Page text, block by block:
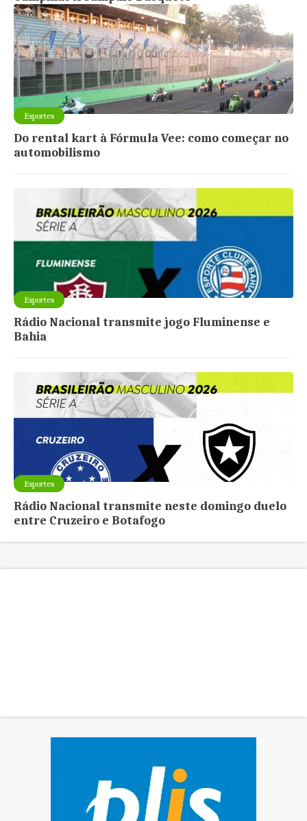
Esportes
Do rental kart à Fórmula Vee: como começar no
automobilismo
Esportes
Rádio Nacional transmite jogo Fluminense e
Bahia
Esportes
Rádio Nacional transmite neste domingo duelo
entre Cruzeiro e Botafogo